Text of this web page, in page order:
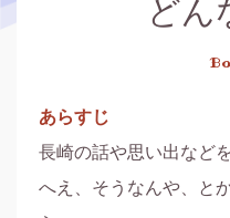
どん
あらすじ
長崎の話や思い出など
へえ、そうなんや、と